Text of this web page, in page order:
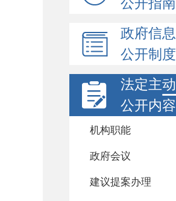
公开指南
政府信息
公开制度
法定主动
公开内容
机构职能
政府会议
建议提案办理